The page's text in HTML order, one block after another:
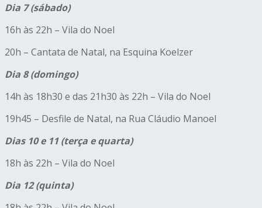
Dia 7 (sábado)
16h às 22h – Vila do Noel
20h – Cantata de Natal, na Esquina Koelzer
Dia 8 (domingo)
14h às 18h30 e das 21h30 às 22h – Vila do Noel
19h45 – Desfile de Natal, na Rua Cláudio Manoel
Dias 10 e 11 (terça e quarta)
18h às 22h – Vila do Noel
Dia 12 (quinta)